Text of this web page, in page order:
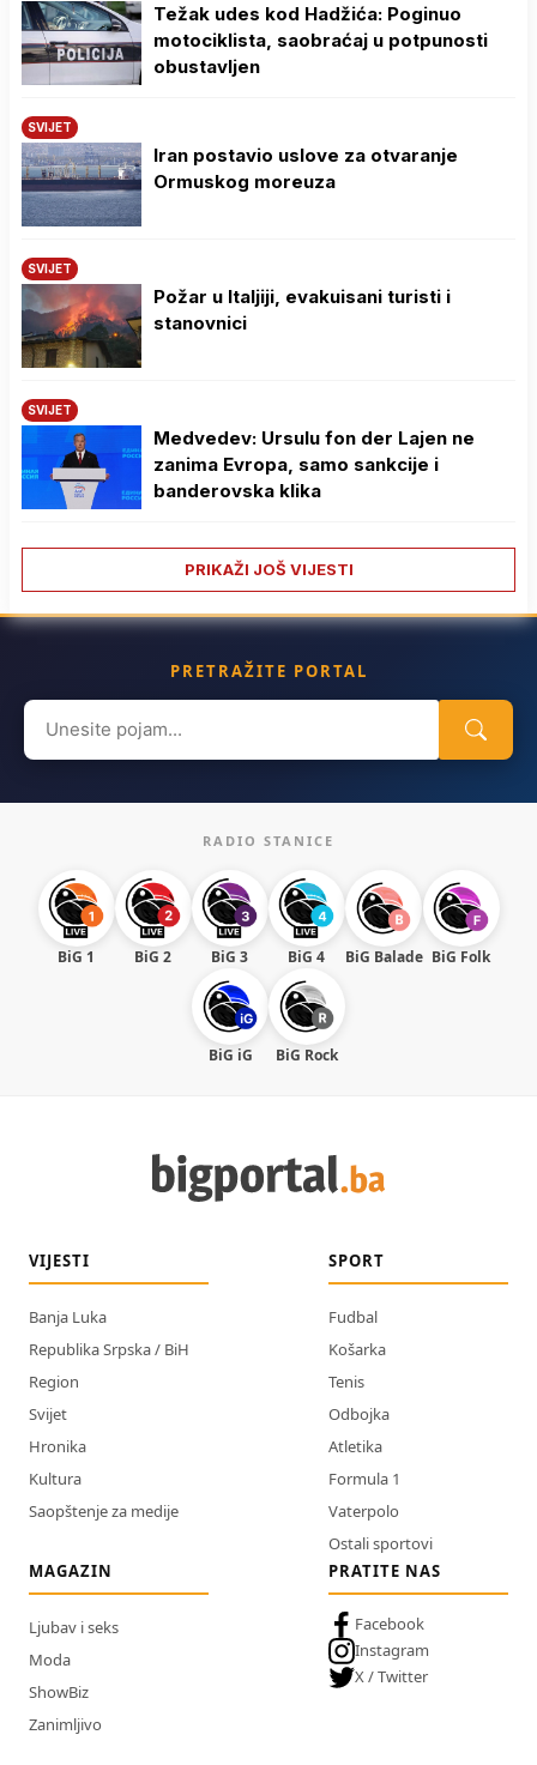
Težak udes kod Hadžića: Poginuo
motociklista, saobraćaj u potpunosti
obustavljen
SVIJET
Iran postavio uslove za otvaranje
Ormuskog moreuza
SVIJET
Požar u Italjiji, evakuisani turisti i
stanovnici
SVIJET
Medvedev: Ursulu fon der Lajen ne
zanima Evropa, samo sankcije i
banderovska klika
PRIKAŽI JOŠ VIJESTI
PRETRAŽITE PORTAL
Search
for:
RADIO STANICE
BiG 1 BiG 2 BiG 3 BiG 4 BiG Balade BiG Folk
BiG iG BiG Rock
VIJESTI
Banja Luka
Republika Srpska / BiH
Region
Svijet
Hronika
Kultura
Saopštenje za medije
SPORT
Fudbal
Košarka
Tenis
Odbojka
Atletika
Formula 1
Vaterpolo
Ostali sportovi
MAGAZIN
Ljubav i seks
Moda
ShowBiz
Zanimljivo
PRATITE NAS
Facebook
Instagram
X / Twitter